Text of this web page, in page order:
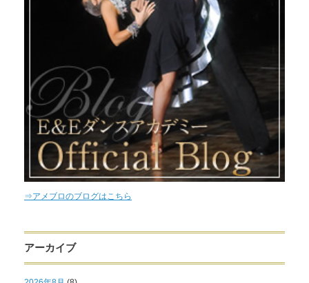
⇒アメブロのブログはこちら
アーカイブ